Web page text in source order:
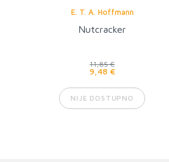
E. T. A. Hoffmann
Nutcracker
11,85 €
9,48 €
NIJE DOSTUPNO